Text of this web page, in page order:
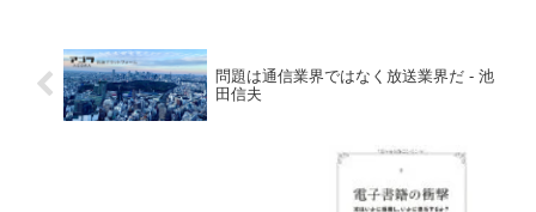
問題は通信業界ではなく放送業界だ - 池
田信夫